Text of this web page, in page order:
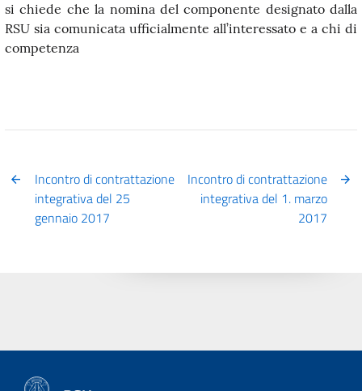
si chiede che la nomina del componente designato dalla
RSU sia comunicata ufficialmente all’interessato e a chi di
competenza
Incontro di contrattazione
integrativa del 25
gennaio 2017
Incontro di contrattazione
integrativa del 1. marzo
2017